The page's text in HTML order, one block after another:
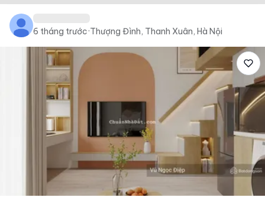
6 tháng trước·Thượng Đình, Thanh Xuân, Hà Nội